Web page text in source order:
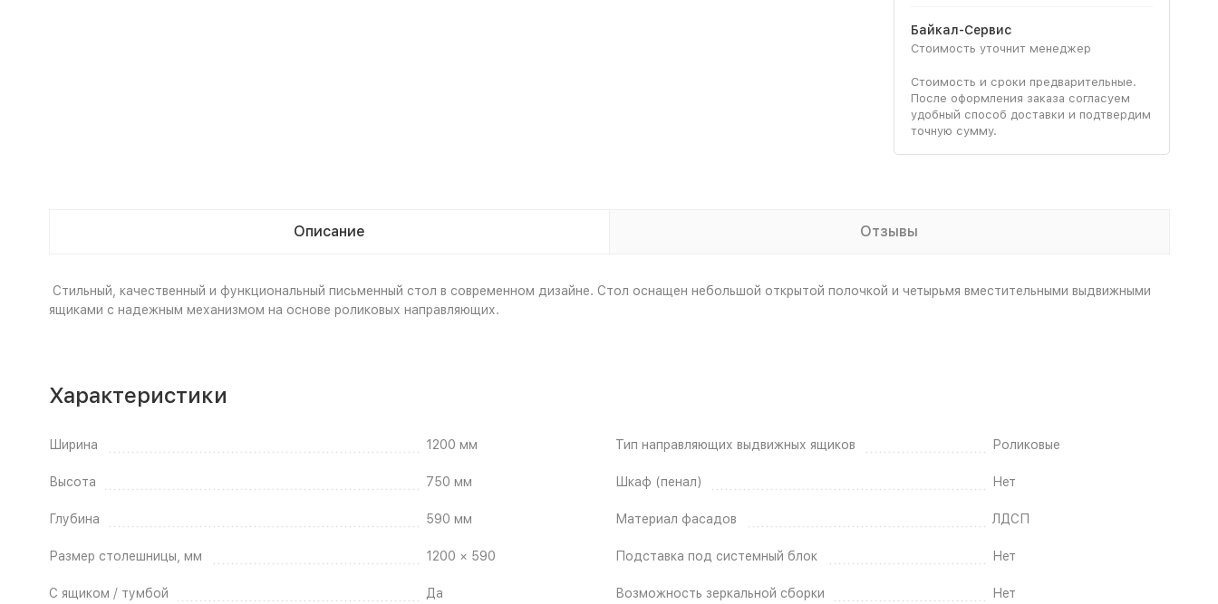
Байкал-Сервис
Стоимость уточнит менеджер
Стоимость и сроки предварительные.
После оформления заказа согласуем
удобный способ доставки и подтвердим
точную сумму.
Описание Отзывы
Стильный, качественный и функциональный письменный стол в современном дизайне. Стол оснащен небольшой открытой полочкой и четырьмя вместительными выдвижными
ящиками с надежным механизмом на основе роликовых направляющих.
Характеристики
Ширина 1200 мм
Высота 750 мм
Глубина 590 мм
Размер столешницы, мм 1200 × 590
С ящиком / тумбой Да
Тип направляющих выдвижных ящиков Роликовые
Шкаф (пенал) Нет
Материал фасадов ЛДСП
Подставка под системный блок Нет
Возможность зеркальной сборки Нет